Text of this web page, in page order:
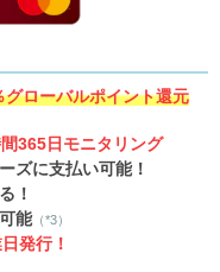
グローバルポイント還元
365日モニタリング
ズに支払い可能！
！
能（*3）
発行！